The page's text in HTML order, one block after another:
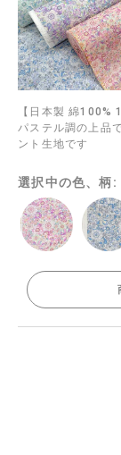
【日本製 綿100%
パステル調の上品
ント生地です
選択中の色、柄: